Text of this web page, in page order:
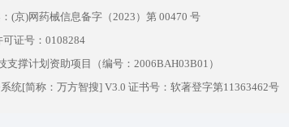
(京)网药械信息备字（2023）第 00470 号
证号：0108284
撑计划资助项目（编号：2006BAH03B01）
统[简称：万方智搜] V3.0 证书号：软著登字第11363462号